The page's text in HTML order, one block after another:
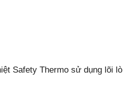
Safety Thermo sử dụng lõi lò